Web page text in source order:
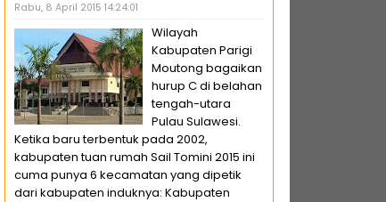
Rabu, 8 April 2015 14:24:01
Wilayah
Kabupaten Parigi
Moutong bagaikan
hurup C di belahan
tengah-utara
Pulau Sulawesi.
Ketika baru terbentuk pada 2002,
kabupaten tuan rumah Sail Tomini 2015 ini
cuma punya 6 kecamatan yang dipetik
dari kabupaten induknya: Kabupaten